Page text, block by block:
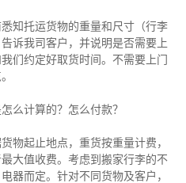
知托运货物的重量和尺寸（行李
诉我司客户，并说明是否需要上
们约定好取货时间。不需要上门
么计算的？怎么付款？
物起止地点，重货按重量计费，
大值收费。考虑到搬家行李的不
器而定。针对不同货物及客户，